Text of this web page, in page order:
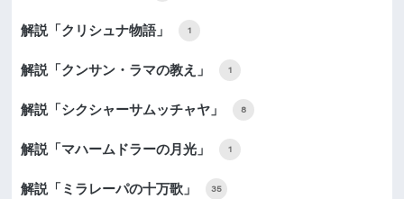
解説「クリシュナ物語」 1
解説「クンサン・ラマの教え」 1
解説「シクシャーサムッチャヤ」 8
解説「マハームドラーの月光」 1
解説「ミラレーパの十万歌」 35